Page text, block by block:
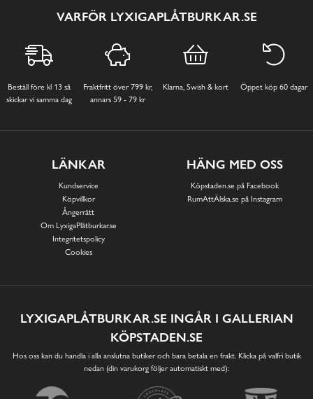
VARFÖR LYXIGAPLÅTBURKAR.SE
Beställ före kl 13 så
skickar vi samma dag
Fraktfritt över 799 kr,
annars 59 - 79 kr
Klarna, Swish & kort Öppet köp 60 dagar
LÄNKAR
Kundservice
Köpvillkor
Ångerrätt
Om LyxigaPlåtburkar.se
Integritetspolicy
Cookies
HÄNG MED OSS
Köpstaden.se på Facebook
RumAttÄlska.se på Instagram
LYXIGAPLÅTBURKAR.SE INGÅR I GALLERIAN
KÖPSTADEN.SE
Hos oss kan du handla i alla anslutna butiker och bara betala en frakt. Klicka på valfri butik
nedan (din varukorg följer automatiskt med):